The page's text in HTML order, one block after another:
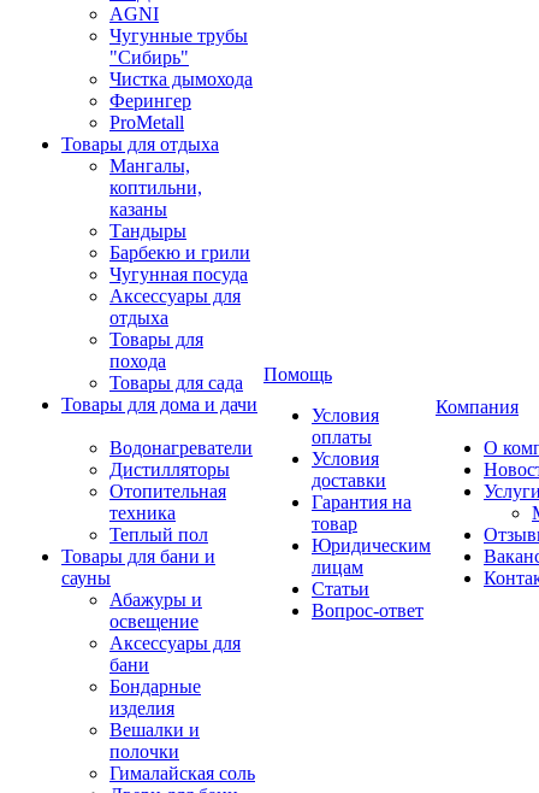
AGNI
Чугунные трубы
"Сибирь"
Чистка дымохода
Ферингер
ProMetall
Товары для отдыха
Мангалы,
коптильни,
казаны
Тандыры
Барбекю и грили
Чугунная посуда
Аксессуары для
отдыха
Товары для
похода
Товары для сада
Товары для дома и дачи
Водонагреватели
Дистилляторы
Отопительная
техника
Теплый пол
Товары для бани и
сауны
Абажуры и
освещение
Аксессуары для
бани
Бондарные
изделия
Вешалки и
полочки
Гималайская соль
Помощь
Условия
оплаты
Условия
доставки
Гарантия на
товар
Юридическим
лицам
Статьи
Вопрос-ответ
Компания
О